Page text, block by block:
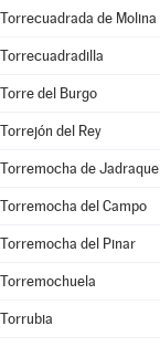
Torrecuadrada de Molina
Torrecuadradilla
Torre del Burgo
Torrejón del Rey
Torremocha de Jadraque
Torremocha del Campo
Torremocha del Pinar
Torremochuela
Torrubia